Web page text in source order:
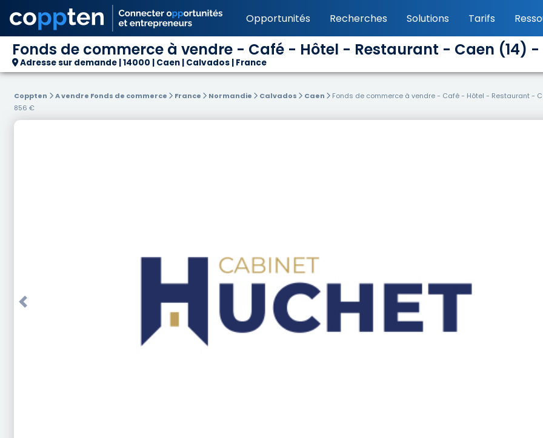
Opportunités Recherches Solutions Tarifs
Fonds de commerce à vendre - Café - Hôtel - Restaurant - Caen (14) -
Adresse sur demande | 14000 | Caen | Calvados | France
Coppten A vendre Fonds de commerce France Normandie Calvados Caen
Fonds de commerce à vendre - Café - Hôtel - Restaurant -
856 €
Previous